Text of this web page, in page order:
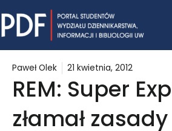
to
content
Paweł Olek 21 kwietnia, 2012
REM: Super
złamał zasady